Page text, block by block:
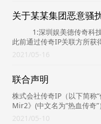
关于某某集团恶意骚
1:深圳娱美德传奇科技有
此前通过传奇IP关联方所
4月28日已终止。自...
2021 05-16
联合声明
株式会社传奇IP（以下简
Mir2》(中文名为“热血传
娱美德有限公司（以下简称
2021 05-10